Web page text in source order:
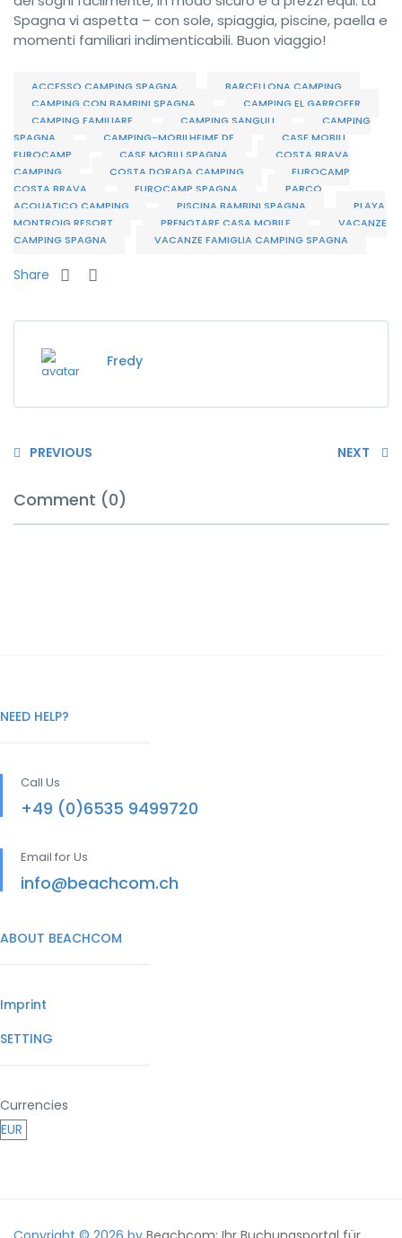
Spagna vi aspetta – con sole, spiaggia, piscine, paella e
momenti familiari indimenticabili. Buon viaggio!
ACCESSO CAMPING SPAGNA
BARCELLONA CAMPING
CAMPING CON BAMBINI SPAGNA
CAMPING EL GARROFER
CAMPING FAMILIARE
CAMPING SANGULI
CAMPING
SPAGNA
CAMPING-MOBILHEIME.DE
CASE MOBILI
EUROCAMP
CASE MOBILI SPAGNA
COSTA BRAVA
CAMPING
COSTA DORADA CAMPING
EUROCAMP
COSTA BRAVA
EUROCAMP SPAGNA
PARCO
ACQUATICO CAMPING
PISCINA BAMBINI SPAGNA
PLAYA
MONTROIG RESORT
PRENOTARE CASA MOBILE
VACANZE
CAMPING SPAGNA
VACANZE FAMIGLIA CAMPING SPAGNA
Share
Fredy
PREVIOUS NEXT
Comment (0)
NEED HELP?
Call Us
+49 (0)6535 9499720
Email for Us
info@beachcom.ch
ABOUT BEACHCOM
Imprint
SETTING
Currencies